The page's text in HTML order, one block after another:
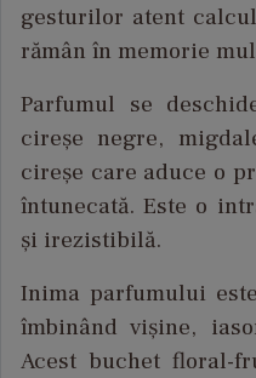
gesturilor atent
rămân în memorie
Parfumul se
cireșe negre,
cireșe care aduce o
întunecată. Este o
și irezistibilă.
Inima parfumului este
îmbinând vișine,
Acest buchet floral-